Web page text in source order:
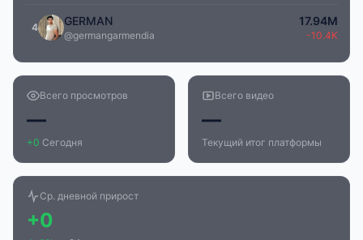
4 GERMAN
@germangarmendia
17.94M
-10.4K
Всего просмотров
—
+0 Сегодня
Всего видео
—
Текущий итог платформы
Ср. дневной прирост
+0